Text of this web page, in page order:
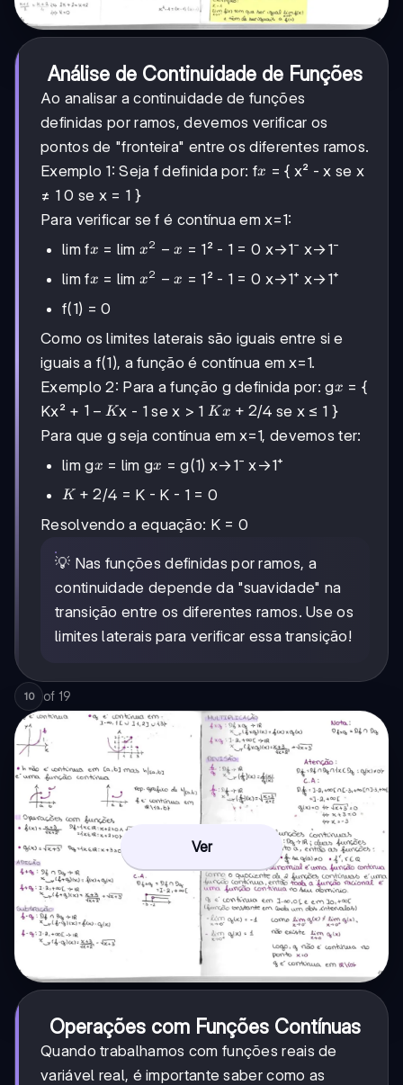
Análise de Continuidade de Funções
Ao analisar a continuidade de funções
definidas por ramos, devemos verificar os
pontos de "fronteira" entre os diferentes ramos.
Exemplo 1: Seja f definida por: fx
x = { x² - x se x
≠ 1 0 se x = 1 }
Para verificar se f é contínua em x=1:
lim fx
x = lim x²
x
x2 − x = 1² - 1 = 0 x→1⁻ x→1⁻
lim fx
x = lim x²
x2 − x = 1² - 1 = 0 x→1⁺ x→1⁺
f(1) = 0
Como os limites laterais são iguais entre si e
iguais a f(1), a função é contínua em x=1.
Exemplo 2: Para a função g definida por: gx
x = {
Kx² + 1-
K
1 − Kx - 1 se x > 1 Kx
+
2
Kx + 2/4 se x ≤ 1 }
Para que g seja contínua em x=1, devemos ter:
lim gx
x = lim gx
x = g(1) x→1⁻ x→1⁺
K
2
K + 2/4 = K - K - 1 = 0
Resolvendo a equação: K = 0
💡 Nas funções definidas por ramos, a
continuidade depende da "suavidade" na
transição entre os diferentes ramos. Use os
limites laterais para verificar essa transição!
10 of 19
Ver
Operações com Funções Contínuas
Quando trabalhamos com funções reais de
variável real, é importante saber como as